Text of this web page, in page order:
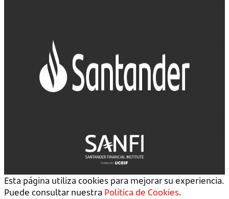
Esta página utiliza cookies para mejorar su experiencia.
Puede consultar nuestra Política de Cookies.